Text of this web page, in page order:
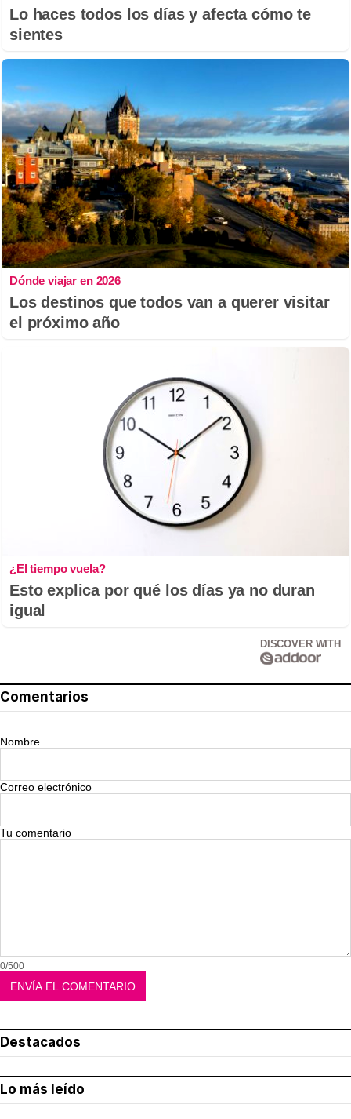
Lo haces todos los días y afecta cómo te
sientes
Dónde viajar en 2026
Los destinos que todos van a querer visitar
el próximo año
¿El tiempo vuela?
Esto explica por qué los días ya no duran
igual
DISCOVER WITH
Comentarios
Nombre
Correo electrónico
Tu comentario
0/500
Destacados
Lo más leído